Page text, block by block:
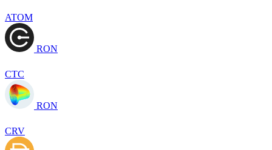
ATOM
RON
CTC
RON
CRV